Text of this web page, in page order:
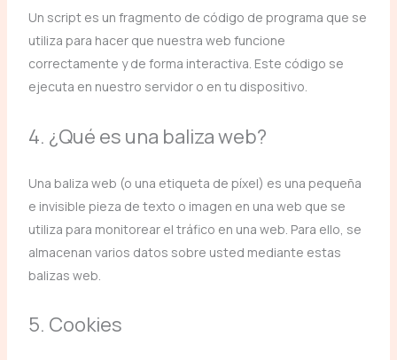
Un script es un fragmento de código de programa que se
utiliza para hacer que nuestra web funcione
correctamente y de forma interactiva. Este código se
ejecuta en nuestro servidor o en tu dispositivo.
4. ¿Qué es una baliza web?
Una baliza web (o una etiqueta de píxel) es una pequeña
e invisible pieza de texto o imagen en una web que se
utiliza para monitorear el tráfico en una web. Para ello, se
almacenan varios datos sobre usted mediante estas
balizas web.
5. Cookies